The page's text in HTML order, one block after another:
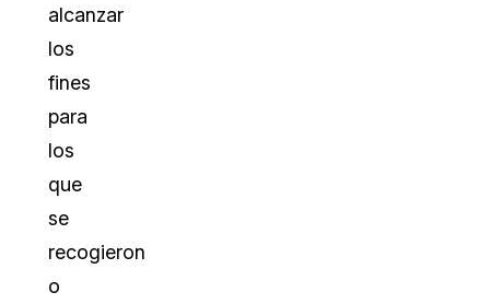
alcanzar
los
fines
para
los
que
se
recogieron
o